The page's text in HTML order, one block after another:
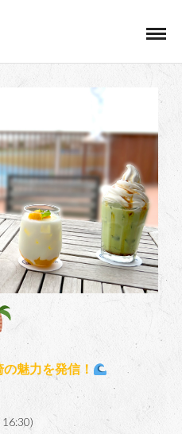
魅力を発信！